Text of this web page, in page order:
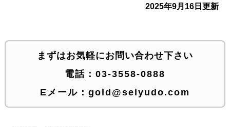
2025年9月16日更新
まずはお気軽にお問い合わせ下さい
電話： 03-3558-0888
Eメール： gold@seiyudo.com